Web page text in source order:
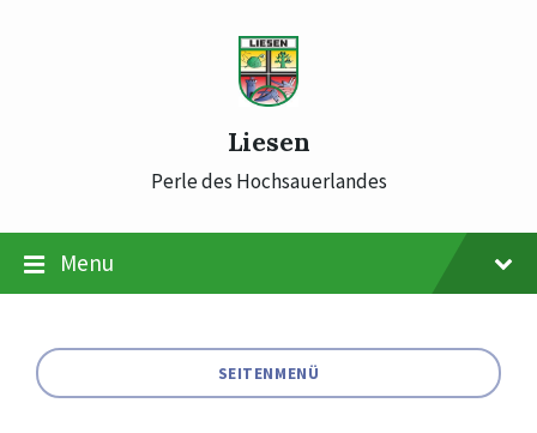
Liesen
Perle des Hochsauerlandes
Menu
SEITENMENÜ